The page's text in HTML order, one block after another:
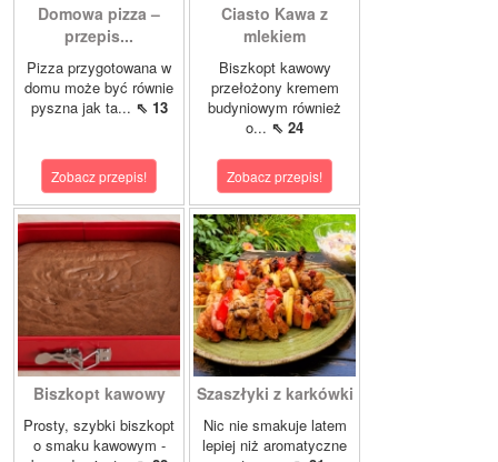
Domowa pizza –
przepis...
Pizza przygotowana w
domu może być równie
pyszna jak ta... ⇖ 13
Zobacz przepis!
Ciasto Kawa z
mlekiem
Biszkopt kawowy
przełożony kremem
budyniowym również
o... ⇖ 24
Zobacz przepis!
Biszkopt kawowy
Prosty, szybki biszkopt
o smaku kawowym -
Szaszłyki z karkówki
Nic nie smakuje latem
lepiej niż aromatyczne